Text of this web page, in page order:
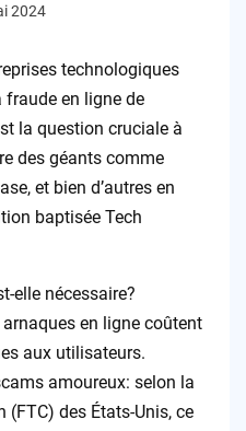
2024
technologiques
fraude en ligne de
la question cruciale à
des géants comme
et bien d’autres en
baptisée Tech
elle nécessaire?
en ligne coûtent
aux utilisateurs.
amoureux: selon la
(FTC) des États-Unis, ce